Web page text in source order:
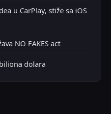
u CarPlay, stiže sa iOS
NO FAKES act
dolara